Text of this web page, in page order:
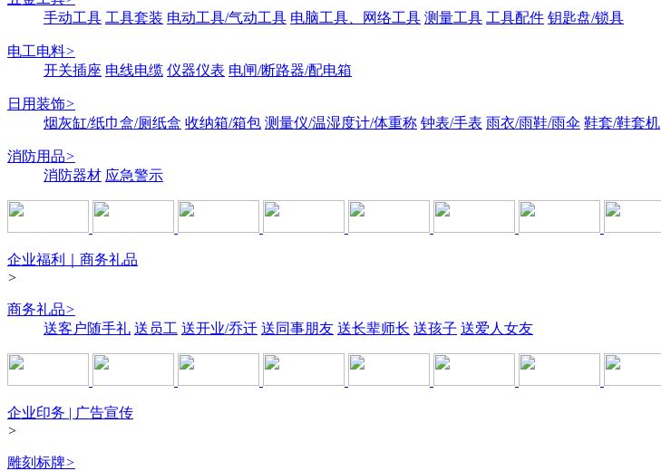
手动工具 工具套装 电动工具/气动工具 电脑工具、网络工具 测量工具 工具配件 钥匙盘/锁具
电工电料>
开关插座 电线电缆 仪器仪表 电闸/断路器/配电箱
日用装饰>
烟灰缸/纸巾盒/厕纸盒 收纳箱/箱包 测量仪/温湿度计/体重称 钟表/手表 雨衣/雨鞋/雨伞 鞋套/鞋套机
消防用品>
消防器材 应急警示
企业福利｜商务礼品
>
商务礼品>
送客户随手礼 送员工 送开业/乔迁 送同事朋友 送长辈师长 送孩子 送爱人女友
企业印务 | 广告宣传
>
雕刻标牌>